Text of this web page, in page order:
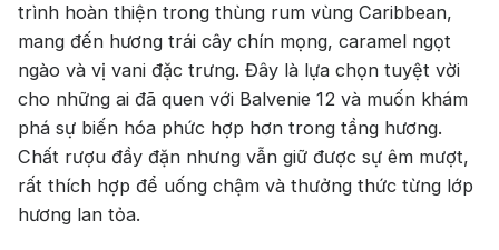
trình hoàn thiện trong thùng rum vùng Caribbean,
mang đến hương trái cây chín mọng, caramel ngọt
ngào và vị vani đặc trưng. Đây là lựa chọn tuyệt vời
cho những ai đã quen với Balvenie 12 và muốn khám
phá sự biến hóa phức hợp hơn trong tầng hương.
Chất rượu đầy đặn nhưng vẫn giữ được sự êm mượt,
rất thích hợp để uống chậm và thưởng thức từng lớp
hương lan tỏa.